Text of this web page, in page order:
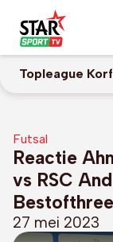
Topleague
Futsal
Reactie
vs RSC
27 mei 2023